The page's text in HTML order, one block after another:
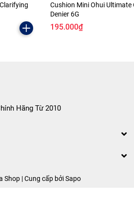
Cushion Mini Ohui Ultimate
Denier 6G
195.000₫
Hãng Từ 2010
Shop | Cung cấp bởiSapo